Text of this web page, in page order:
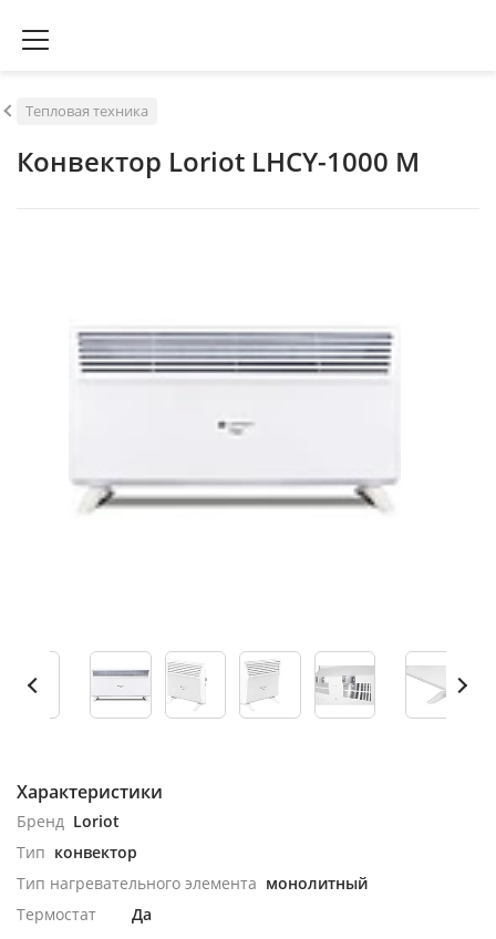
Тепловая техника
Конвектор Loriot LHCY-1000 M
Характеристики
Бренд Loriot
Тип конвектор
Тип нагревательного элемента монолитный
Термостат
Да